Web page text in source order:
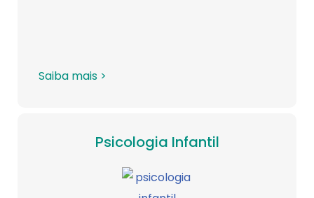
Saiba mais >
Psicologia Infantil